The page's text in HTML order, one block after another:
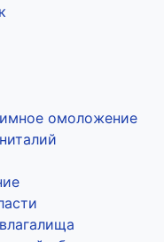
омоложение